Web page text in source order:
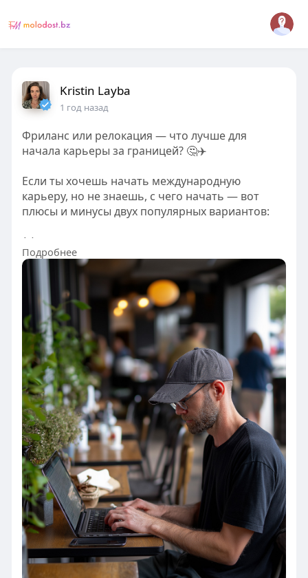
Kristin Layba
1 год назад
Фриланс или релокация — что лучше для
начала карьеры за границей? 🤔✈️
Если ты хочешь начать международную
карьеру, но не знаешь, с чего начать — вот
плюсы и минусы двух популярных вариантов:
*Фриланс:
• Можно работать из любой точки мира 🌍
• Быстрый старт без виз и переезда 🚀
• Подходит для IT, дизайна, копирайтинга,
маркетинга 💻✏️🎨
– Нет “визы будущего” — не даёт права на
проживание 🛑
– Нестабильный доход на старте 📉
– Не всегда подходит новичкам без портфолио
📂
*Релокация (работа с переездом)*:
• Легальный статус и зарплата в валюте 💶
• Соцгарантии, медстраховка, стабильность 🏥💼
• Погружение в культуру и язык страны 🌏🎓
– Долгий процесс оформления ⌛
– Высокие требования: опыт, образование,
знание языка 📜
– Адаптация и стресс на новом месте 😰
Выбор за тобой — главное, чтобы путь вёл к
росту 📈 и свободе ✨
Подробнее